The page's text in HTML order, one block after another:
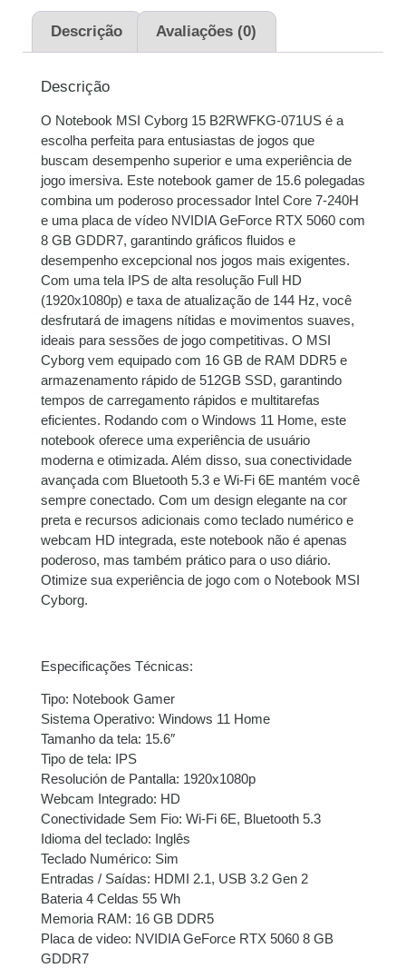
sem juros
sem juros
3x deR$2.943,33
sem juros
R$8.829,99
4x deR$ 2.218,54
com juros
R$8.874,16
5x deR$ 1.780,13
com juros
R$8.900,65
6x de R$1.492,27
com juros
R$ 8.953,62
7x deR$1.291,70
com juros
R$9.041,90
8x deR$1.136,64
com juros
R$ 9.093,12
9x deR$1.020,55
com juros
R$9.184,95
10x de R$922,74com
juros
R$ 9.227,40
juros
Descrição Avaliações (0)
Descrição
O Notebook MSI Cyborg 15 B2RWFKG-071US é a
escolha perfeita para entusiastas de jogos que
buscam desempenho superior e uma experiência de
jogo imersiva. Este notebook gamer de 15.6 polegadas
combina um poderoso processador Intel Core 7-240H
e uma placa de vídeo NVIDIA GeForce RTX 5060 com
8 GB GDDR7, garantindo gráficos fluidos e
desempenho excepcional nos jogos mais exigentes.
Com uma tela IPS de alta resolução Full HD
(1920x1080p) e taxa de atualização de 144 Hz, você
desfrutará de imagens nítidas e movimentos suaves,
ideais para sessões de jogo competitivas. O MSI
Cyborg vem equipado com 16 GB de RAM DDR5 e
armazenamento rápido de 512GB SSD, garantindo
tempos de carregamento rápidos e multitarefas
eficientes. Rodando com o Windows 11 Home, este
notebook oferece uma experiência de usuário
moderna e otimizada. Além disso, sua conectividade
avançada com Bluetooth 5.3 e Wi-Fi 6E mantém você
sempre conectado. Com um design elegante na cor
preta e recursos adicionais como teclado numérico e
webcam HD integrada, este notebook não é apenas
poderoso, mas também prático para o uso diário.
Otimize sua experiência de jogo com o Notebook MSI
Cyborg.
Especificações Técnicas:
Tipo: Notebook Gamer
Sistema Operativo: Windows 11 Home
Tamanho da tela: 15.6″
Tipo de tela: IPS
Resolución de Pantalla: 1920x1080p
Webcam Integrado: HD
Conectividade Sem Fio: Wi-Fi 6E, Bluetooth 5.3
Idioma del teclado: Inglês
Teclado Numérico: Sim
Entradas / Saídas: HDMI 2.1, USB 3.2 Gen 2
Bateria 4 Celdas 55 Wh
Memoria RAM: 16 GB DDR5
Placa de video: NVIDIA GeForce RTX 5060 8 GB
GDDR7